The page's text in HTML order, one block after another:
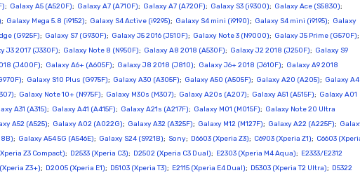
; Galaxy A5 (A520F); Galaxy A7 (A710F); Galaxy A7 (A720F); Galaxy S3 (i9300); Galaxy Ace (S5830);
; Galaxy Mega 5.8 (i9152); Galaxy S4 Active (i9295); Galaxy S4 mini (i9190); Galaxy S4 mini (i9195); Galaxy
(G925F); Galaxy S7 (G930F); Galaxy J5 2016 (J510F); Galaxy Note 3 (N9000); Galaxy J5 Prime (G570F);
J3 2017 (J330F); Galaxy Note 8 (N950F); Galaxy A8 2018 (A530F); Galaxy J2 2018 (J250F); Galaxy S9
(J400F); Galaxy A6+ (A605F); Galaxy J8 2018 (J810); Galaxy J6+ 2018 (J610F); Galaxy A9 2018
; Galaxy S10 Plus (G975F); Galaxy A30 (A305F); Galaxy A50 (A505F); Galaxy A20 (A205); Galaxy
; Galaxy Note 10+ (N975F); Galaxy M30s (M307); Galaxy A20s (A207); Galaxy A51 (A515F); Galaxy A01
A31 (A315); Galaxy A41 (A415F); Galaxy A21s (A217F); Galaxy M01 (M015F); Galaxy Note 20 Ultra
A52 (A525); Galaxy A02 (A022G); Galaxy A32 (A325F); Galaxy M12 (M127F); Galaxy A22 (A225F);
; Galaxy A54 5G (A546E); Galaxy S24 (S921B); Sony; D6603 (Xperia Z3); C6903 (Xperia Z1); C6603
Z3 Compact); D2533 (Xperia C3); D2502 (Xperia C3 Dual); E2303 (Xperia M4 Aqua); E2333/E2312
(Xperia Z3+); D2005 (Xperia E1); D5103 (Xperia T3); E2115 (Xperia E4 Dual); D5303 (Xperia T2 Ultra); D5322